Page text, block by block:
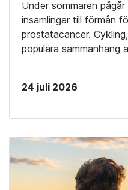
Under sommaren
insamlingar till förmån
prostatacancer.
populära sammanhang
24 juli 2026